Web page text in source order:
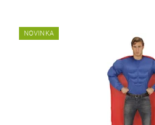
NOVINKA